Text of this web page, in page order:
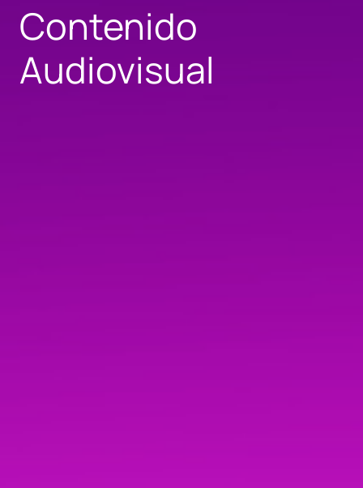
Contenido
Audiovisual